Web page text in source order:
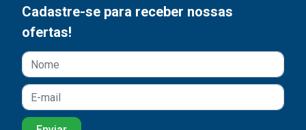
Cadastre-se para receber nossas
ofertas!